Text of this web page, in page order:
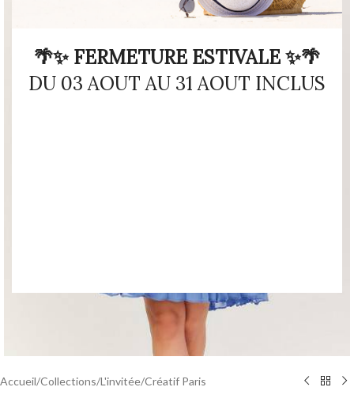
🌴✨ FERMETURE ESTIVALE ✨🌴
DU 03 AOUT AU 31 AOUT INCLUS
Accueil/Collections/L'invitée/Créatif Paris